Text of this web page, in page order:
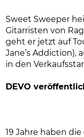
Sweet Sweeper
Gitarristen von
geht er jetzt auf
Jane’s Addiction),
in den
DEVO
19 Jahre haben